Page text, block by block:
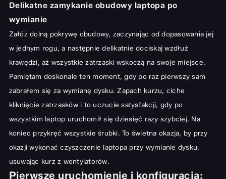
Delikatne zamykanie obudowy laptopa po
wymianie
Załóż dolną pokrywę obudowy, zaczynając od dopasowania jej
w jednym rogu, a następnie delikatnie dociskaj wzdłuż
krawędzi, aż wszystkie zatrzaski wskoczą na swoje miejsce.
Pamiętam doskonale ten moment, gdy po raz pierwszy sam
zabrałem się za wymianę dysku. Zapach kurzu, ciche
kliknięcie zatrzasków i to uczucie satysfakcji, gdy po
wszystkim laptop uruchomił się dziesięć razy szybciej. Na
koniec przykręć wszystkie śrubki. To świetna okazja, by przy
okazji wykonać czyszczenie laptopa przy wymianie dysku,
usuwając kurz z wentylatorów.
Pierwsze uruchomienie i konfiguracja: